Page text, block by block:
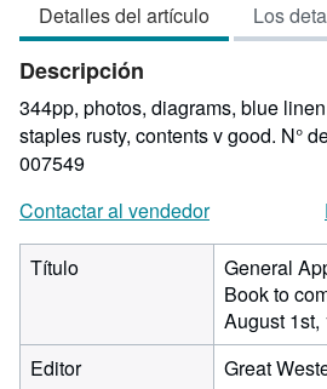
5
Detalles del artículo Los
Descripción
344pp, photos, diagrams, blue
staples rusty, contents v good. N°
007549
Contactar al vendedor
Título
General
Book to
August 1st,
Editor
Great